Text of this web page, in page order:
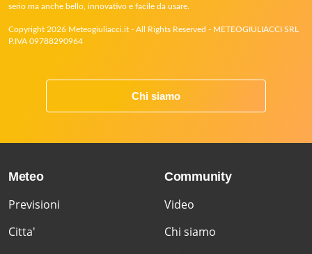
serio ma anche bello, innovativo e facile da usare.
Copyright 2026 Meteogiuliacci.it - All Rights Reserved - METEOGIULIACCI SRL
P.IVA 09788290964
Chi siamo
Meteo
Previsioni
Citta'
Community
Video
Chi siamo